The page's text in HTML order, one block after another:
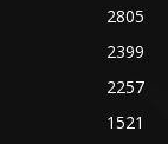
2805
2399
2257
1521